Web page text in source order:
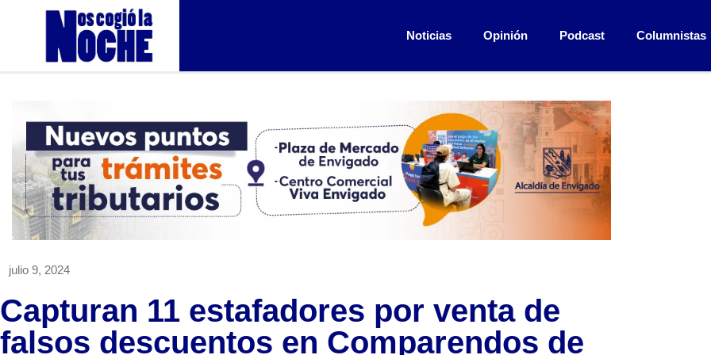
Noticias Opinión Podcast Columnistas
julio 9, 2024
Capturan 11 estafadores por venta de
falsos descuentos en Comparendos de